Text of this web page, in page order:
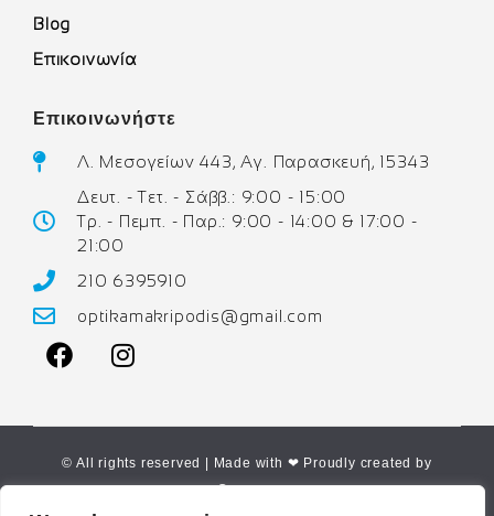
Blog
Επικοινωνία
Επικοινωνήστε
Λ. Μεσογείων 443, Αγ. Παρασκευή, 15343
Δευτ. - Τετ. - Σάββ.: 9:00 - 15:00
Τρ. - Πεμπ. - Παρ.: 9:00 - 14:00 & 17:00 -
21:00
210 6395910
optikamakripodis@gmail.com
© All rights reserved | Made with ❤ Proudly created by
Corne.gr